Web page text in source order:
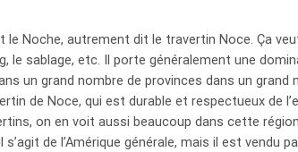
Noche, autrement dit le travertin Noce. Ça
le sablage, etc. Il porte généralement une
un grand nombre de provinces dans un
de Noce, qui est durable et respectueux de
on en voit aussi beaucoup dans cette
de l’Amérique générale, mais il est vendu